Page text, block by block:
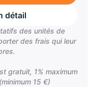
détail
des unités de
des frais qui leur
gratuit, 1% maximum
15 €)